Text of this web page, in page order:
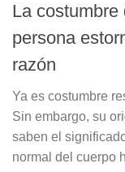
La
persona
razón
Ya es costumbre
Sin embargo, su
saben el
normal del cuerpo